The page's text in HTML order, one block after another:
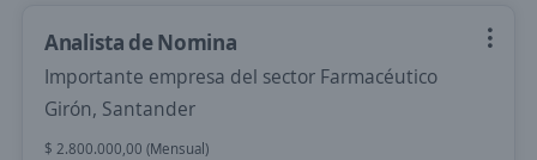
Analista de Nomina
Importante empresa del sector Farmacéutico
Girón, Santander
$ 2.800.000,00 (Mensual)